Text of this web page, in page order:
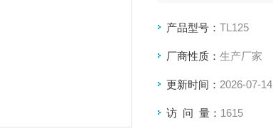
产品型号： TL125
厂商性质： 生产厂家
更新时间： 2026-07-14
访 问 量： 1615